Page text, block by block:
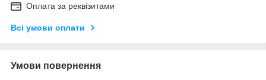
Оплата за реквізитами
Всі умови оплати
Умови повернення